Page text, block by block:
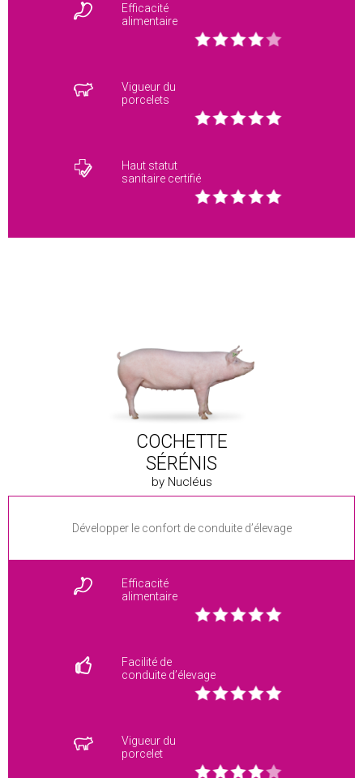
Efficacité
alimentaire
Vigueur du
porcelets
Haut statut
sanitaire certifié
COCHETTE
SÉRÉNIS
by Nucléus
Développer le confort de conduite d’élevage
Efficacité
alimentaire
Facilité de
conduite d’élevage
Vigueur du
porcelet